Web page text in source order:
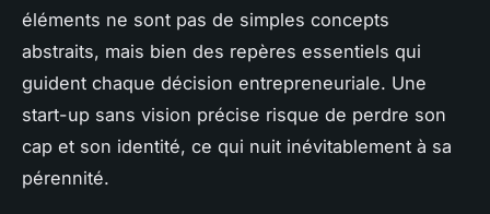
éléments ne sont pas de simples concepts
abstraits, mais bien des repères essentiels qui
guident chaque décision entrepreneuriale. Une
start-up sans vision précise risque de perdre son
cap et son identité, ce qui nuit inévitablement à sa
pérennité.